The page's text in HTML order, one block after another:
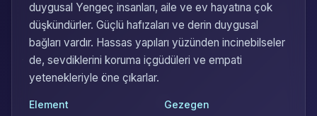
duygusal Yengeç insanları, aile ve ev hayatına çok
düşkündürler. Güçlü hafızaları ve derin duygusal
bağları vardır. Hassas yapıları yüzünden incinebilseler
de, sevdiklerini koruma içgüdüleri ve empati
yetenekleriyle öne çıkarlar.
Element Gezegen